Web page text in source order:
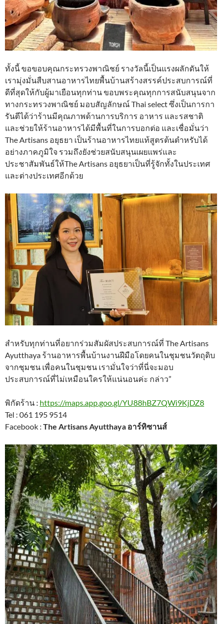
ทั้งนี้ ขอขอบคุณกระทรวงพาณิชย์ รางวัลนี้เป็นแรงผลักดันให้
เรามุ่งมั่นสืบสานอาหารไทยพื้นบ้านสร้างสรรค์ประสบการณ์ที่
ดีที่สุดให้กับผู้มาเยือนทุกท่าน ขอบพระคุณทุกการสนับสนุนจาก
ทางกระทรวงพาณิชย์ มอบสัญลักษณ์ Thai select ซึ่งเป็นการกา
รันตีได้ว่าร้านมีคุณภาพด้านการบริการ อาหาร และรสชาติ
และช่วยให้ร้านอาหารได้มีพื้นที่ในการบอกต่อ และเชื่อมั่นว่า
The Artisans อยุธยา เป็นร้านอาหารไทยแท้สูตรต้นตำหรับได้
อย่างภาคภูมิใจ รวมถึงยังช่วยสนับสนุนเผยแพร่และ
ประชาสัมพันธ์ให้The Artisans อยุธยาเป็นที่รู้จักทั้งในประเทศ
และต่างประเทศอีกด้วย
สำหรับทุกท่านที่อยากร่วมสัมผัสประสบการณ์ที่ The Artisans
Ayutthaya ร้านอาหารพื้นบ้านงานฝีมือโดยคนในชุมชนวัตถุดิบ
จากชุมชน เพื่อคนในชุมชน เรามั่นใจว่าที่นี่จะมอบ
ประสบการณ์ที่ไม่เหมือนใครให้แน่นอนค่ะ กล่าว”
พิกัดร้าน : https://maps.app.goo.gl/YU88hBZ7QWi9KjDZ8
Tel : 061 195 9514
Facebook : The Artisans Ayutthaya อาร์ทิซานส์